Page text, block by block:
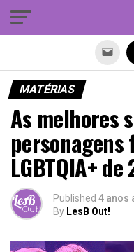
MATÉRIAS
As melhores
personagens
LGBTQIA+ de
Published 4 anos
By LesB Out!
Sair